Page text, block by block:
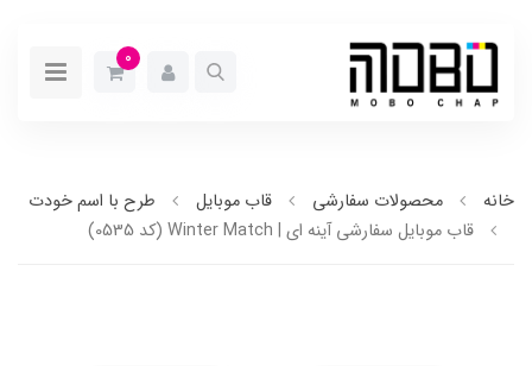
0
خانه محصولات سفارشی قاب موبایل
طرح با اسم خودت
قاب موبایل سفارشی آینه ای | Winter Match (کد 0535)